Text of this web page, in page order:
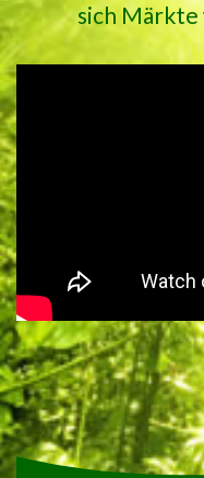
sich Märkte